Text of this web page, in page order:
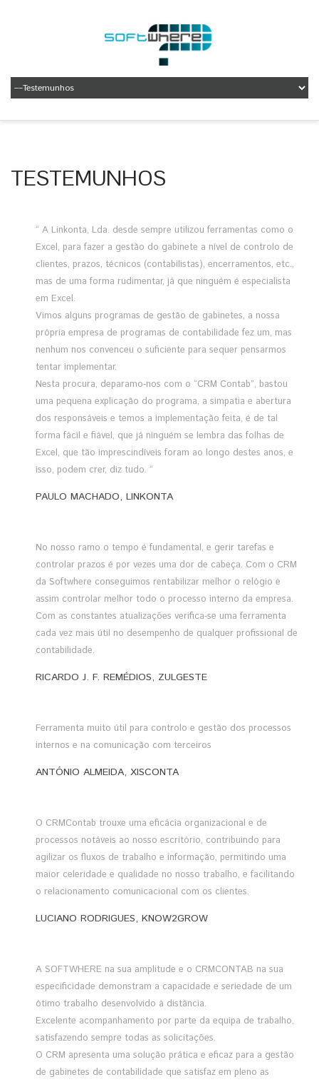
TESTEMUNHOS
“ A Linkonta, Lda. desde sempre utilizou ferramentas como o
Excel, para fazer a gestão do gabinete a nível de controlo de
clientes, prazos, técnicos (contabilistas), encerramentos, etc.,
mas de uma forma rudimentar, já que ninguém é especialista
em Excel.
Vimos alguns programas de gestão de gabinetes, a nossa
própria empresa de programas de contabilidade fez um, mas
nenhum nos convenceu o suficiente para sequer pensarmos
tentar implementar.
Nesta procura, deparamo-nos com o “CRM Contab”, bastou
uma pequena explicação do programa, a simpatia e abertura
dos responsáveis e temos a implementação feita, é de tal
forma fácil e fiável, que já ninguém se lembra das folhas de
Excel, que tão imprescindíveis foram ao longo destes anos, e
isso, podem crer, diz tudo. “
PAULO MACHADO, LINKONTA
No nosso ramo o tempo é fundamental, e gerir tarefas e
controlar prazos é por vezes uma dor de cabeça. Com o CRM
da Softwhere conseguimos rentabilizar melhor o relógio e
assim controlar melhor todo o processo interno da empresa.
Com as constantes atualizações verifica-se uma ferramenta
cada vez mais útil no desempenho de qualquer profissional de
contabilidade.
RICARDO J. F. REMÉDIOS, ZULGESTE
Ferramenta muito útil para controlo e gestão dos processos
internos e na comunicação com terceiros
ANTÓNIO ALMEIDA, XISCONTA
O CRMContab trouxe uma eficácia organizacional e de
processos notáveis ao nosso escritório, contribuindo para
agilizar os fluxos de trabalho e informação, permitindo uma
maior celeridade e qualidade no nosso trabalho, e facilitando
o relacionamento comunicacional com os clientes.
LUCIANO RODRIGUES, KNOW2GROW
A SOFTWHERE na sua amplitude e o CRMCONTAB na sua
especificidade demonstram a capacidade e seriedade de um
ótimo trabalho desenvolvido à distância.
Excelente acompanhamento por parte da equipa de trabalho,
satisfazendo sempre todas as solicitações.
O CRM apresenta uma solução prática e eficaz para a gestão
de gabinetes de contabilidade que satisfaz em pleno as